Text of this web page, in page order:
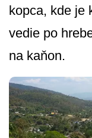
kopca, kde je
vedie po
na kaňon.